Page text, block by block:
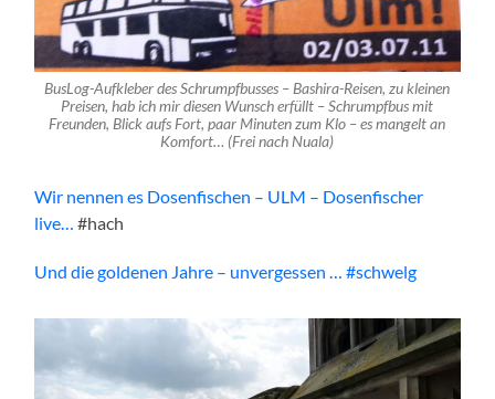
BusLog-Aufkleber des Schrumpfbusses – Bashira-Reisen, zu kleinen
Preisen, hab ich mir diesen Wunsch erfüllt – Schrumpfbus mit
Freunden, Blick aufs Fort, paar Minuten zum Klo – es mangelt an
Komfort… (Frei nach Nuala)
Wir nennen es Dosenfischen – ULM – Dosenfischer
live… #hach
Und die goldenen Jahre – unvergessen … #schwelg